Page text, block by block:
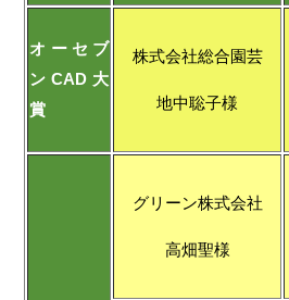
オーセブ
ンCAD大
賞
株式会社総合園芸
地中聡子様
グリーン株式会社
高畑聖様